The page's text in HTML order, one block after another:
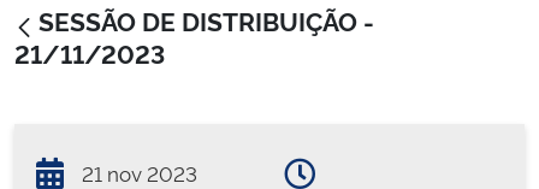
SESSÃO DE DISTRIBUIÇÃO -
21/11/2023
21 nov 2023